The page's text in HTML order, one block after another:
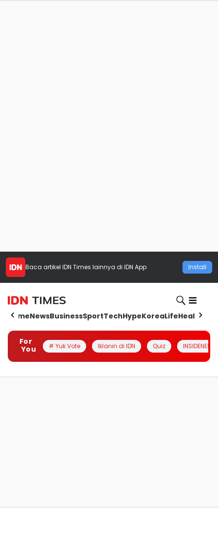
Baca artikel IDN Times lainnya di IDN App Install
HomeNewsBusinessSportTechHypeKoreaLifeHealth
For
You
# Yuk Vote Iklanin di IDN Quiz INSIDENESIA